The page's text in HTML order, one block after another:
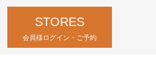
STORES
会員様ログイン・ご予約